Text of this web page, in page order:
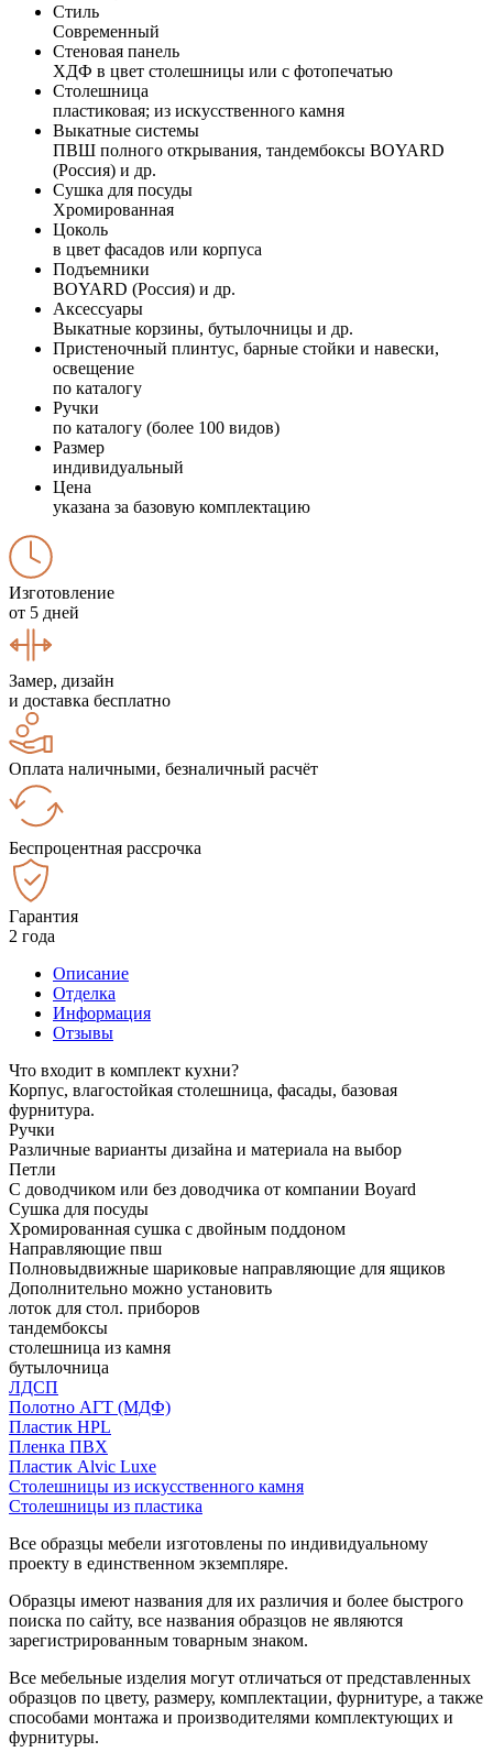
Стиль
Современный
Стеновая панель
ХДФ в цвет столешницы или с фотопечатью
Столешница
пластиковая; из искусственного камня
Выкатные системы
ПВШ полного открывания, тандембоксы BOYARD
(Россия) и др.
Сушка для посуды
Хромированная
Цоколь
в цвет фасадов или корпуса
Подъемники
BOYARD (Россия) и др.
Аксессуары
Выкатные корзины, бутылочницы и др.
Пристеночный плинтус, барные стойки и навески,
освещение
по каталогу
Ручки
по каталогу (более 100 видов)
Размер
индивидуальный
Цена
указана за базовую комплектацию
Изготовление
от 5 дней
Замер, дизайн
и доставка бесплатно
Оплата наличными, безналичный расчёт
Беспроцентная рассрочка
Гарантия
2 года
Описание
Отделка
Информация
Отзывы
Что входит в комплект кухни?
Корпус, влагостойкая столешница, фасады, базовая
фурнитура.
Ручки
Различные варианты дизайна и материала на выбор
Петли
С доводчиком или без доводчика от компании Boyard
Сушка для посуды
Хромированная сушка с двойным поддоном
Направляющие пвш
Полновыдвижные шариковые направляющие для ящиков
Дополнительно можно установить
лоток для стол. приборов
тандембоксы
столешница из камня
бутылочница
ЛДСП
Полотно АГТ (МДФ)
Пластик HPL
Пленка ПВХ
Пластик Alvic Luxe
Столешницы из искусственного камня
Столешницы из пластика
Все образцы мебели изготовлены по индивидуальному
проекту в единственном экземпляре.
Образцы имеют названия для их различия и более быстрого
поиска по сайту, все названия образцов не являются
зарегистрированным товарным знаком.
Все мебельные изделия могут отличаться от представленных
образцов по цвету, размеру, комплектации, фурнитуре, а также
способами монтажа и производителями комплектующих и
фурнитуры.